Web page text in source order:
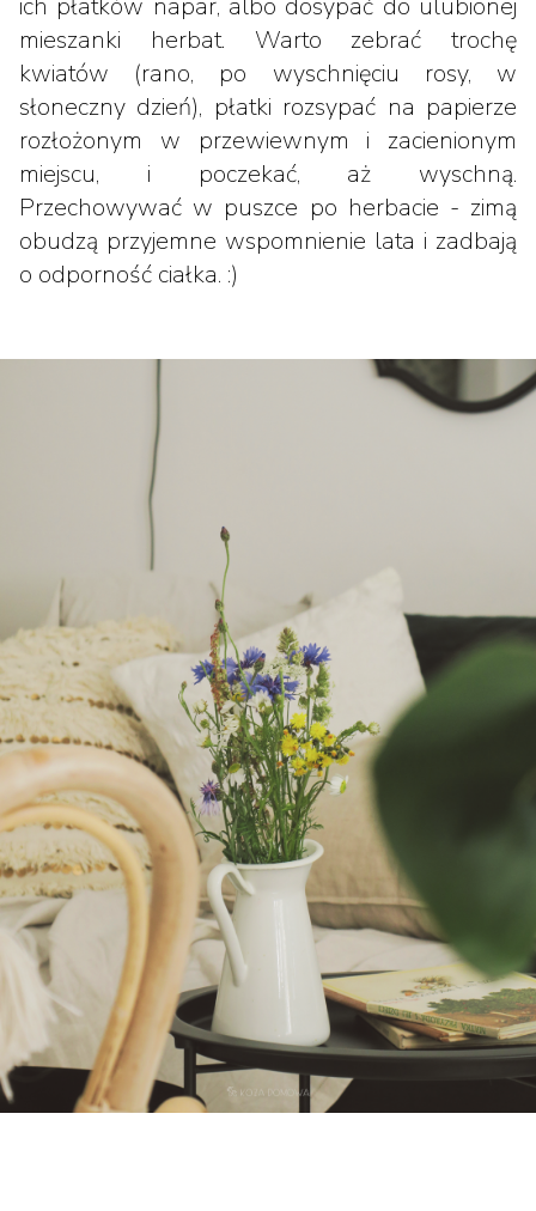
mieszanki herbat. Warto zebrać trochę
kwiatów (rano, po wyschnięciu rosy, w
słoneczny dzień), płatki rozsypać na papierze
rozłożonym w przewiewnym i zacienionym
miejscu, i poczekać, aż wyschną.
Przechowywać w puszce po herbacie - zimą
obudzą przyjemne wspomnienie lata i zadbają
o odporność ciałka. :)